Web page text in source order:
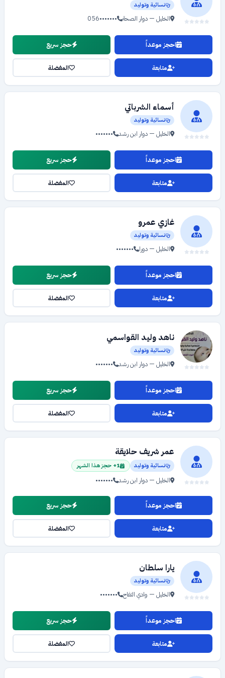
نسائية وتوليد
الخليل — دوار الصحة 056•••••••
احجز موعداً حجز سريع
متابعة المفضلة
أسماء الشرباتي
نسائية وتوليد
الخليل — دوار ابن رشد •••••••
احجز موعداً حجز سريع
متابعة المفضلة
غازي عمرو
نسائية وتوليد
الخليل — دورا •••••••
احجز موعداً حجز سريع
متابعة المفضلة
ناهد وليد القواسمي
نسائية وتوليد
الخليل — دوار ابن رشد •••••••
احجز موعداً حجز سريع
متابعة المفضلة
عمر شريف حلايقة
نسائية وتوليد 1+ حجز هذا الشهر
الخليل — دوار ابن رشد •••••••
احجز موعداً حجز سريع
متابعة المفضلة
يارا سلطان
نسائية وتوليد
الخليل — وادي التفاح •••••••
احجز موعداً حجز سريع
متابعة المفضلة